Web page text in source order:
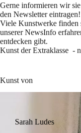
Gerne informieren wir
den Newsletter eintragen!
Viele Kunstwerke finden
unserer NewsInfo
entdecken gibt.
Kunst der Extraklasse -
Kunst von
Sarah Ludes